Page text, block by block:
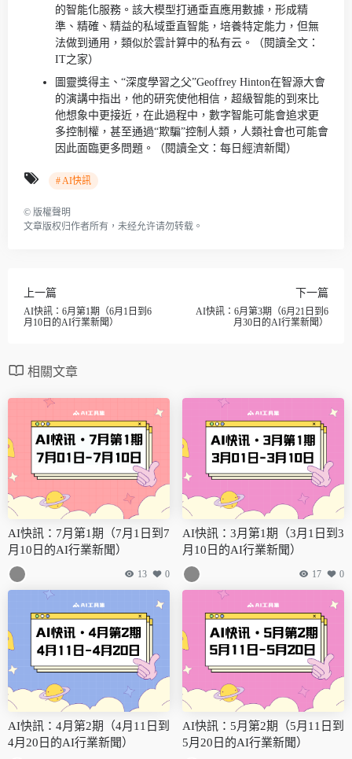
的智能化服務。該大模型打通垂直應用數據，形成精
準、精確、精益的私域垂直智能，培養特定能力，但無
法做到通用，類似於雲計算中的私有云。（閱讀全文：
IT之家）
圖靈獎得主、“深度學習之父”Geoffrey Hinton在智源大會
的演講中指出，他的研究使他相信，超級智能的到來比
他想象中更接近，在此過程中，數字智能可能會追求更
多控制權，甚至通過“欺騙”控制人類，人類社會也可能會
因此面臨更多問題。（閱讀全文：每日經濟新聞）
# AI快訊
© 版權聲明
文章版权归作者所有，未经允许请勿转载。
上一篇
AI快訊：6月第1期（6月1日到6
月10日的AI行業新聞）
下一篇
AI快訊：6月第3期（6月21日到6
月30日的AI行業新聞）
相關文章
AI快訊：7月第1期（7月1日到7
月10日的AI行業新聞）
13 0
AI快訊：3月第1期（3月1日到3
月10日的AI行業新聞）
17 0
AI快訊：4月第2期（4月11日到
4月20日的AI行業新聞）
AI快訊：5月第2期（5月11日到
5月20日的AI行業新聞）